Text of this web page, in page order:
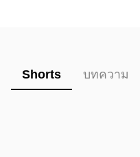
Shorts บทความ